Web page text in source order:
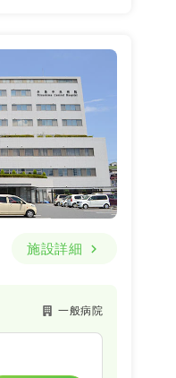
一般病院
詳細を見る
施設詳細
一般病院